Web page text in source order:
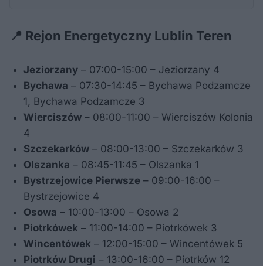
📍 Rejon Energetyczny Lublin Teren
Jeziorzany – 07:00-15:00 – Jeziorzany 4
Bychawa – 07:30-14:45 – Bychawa Podzamcze
1, Bychawa Podzamcze 3
Wierciszów – 08:00-11:00 – Wierciszów Kolonia
4
Szczekarków – 08:00-13:00 – Szczekarków 3
Olszanka – 08:45-11:45 – Olszanka 1
Bystrzejowice Pierwsze – 09:00-16:00 –
Bystrzejowice 4
Osowa – 10:00-13:00 – Osowa 2
Piotrkówek – 11:00-14:00 – Piotrkówek 3
Wincentówek – 12:00-15:00 – Wincentówek 5
Piotrków Drugi – 13:00-16:00 – Piotrków 12